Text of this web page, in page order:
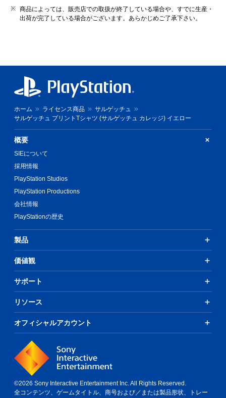
商品によっては、販売店での取扱が終了している場合や、すでに生産・
出荷が完了している場合がございます。あらかじめご了承下さい。
ホーム ライセンス商品
サルゲッチュ
サルゲッチュ プリントTシャツ (サルゲッチュ カレッジ) イエロー
概要
SIEについて
採用情報
PlayStation Studios
PlayStation Productions
会社情報
PlayStationの歴史
製品
価値観
サポート
リソース
オフィシャルアカウント
©2026 Sony Interactive Entertainment Inc. All Rights Reserved.
全コンテンツ、ゲームタイトル、商号および／または製品形状、トレー